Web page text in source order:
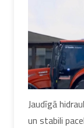
Jaudīgā
un stabili